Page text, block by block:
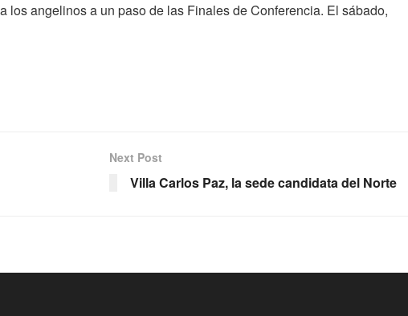
los angelinos a un paso de las Finales de Conferencia. El sábado,
Next Post
Villa Carlos Paz, la sede candidata del Norte